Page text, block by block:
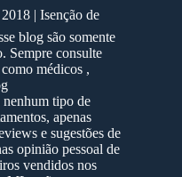
| Isenção de
blog são somente
Sempre consulte
médicos ,
nenhum tipo de
apenas
e sugestões de
opinião pessoal de
vendidos nos